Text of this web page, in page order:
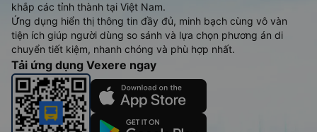
khắp các tỉnh thành tại Việt Nam.
Ứng dụng hiển thị thông tin đầy đủ, minh bạch cùng vô vàn
tiện ích giúp người dùng so sánh và lựa chọn phương án di
chuyển tiết kiệm, nhanh chóng và phù hợp nhất.
Tải ứng dụng Vexere ngay